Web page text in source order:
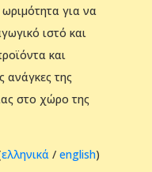
για να
ιστό και
και
ανάγκες της
στο χώρο της
ελληνικά/ english)